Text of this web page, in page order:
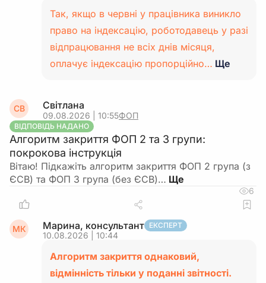
Так, якщо в червні у працівника виникло
право на індексацію, роботодавець у разі
відпрацювання не всіх днів місяця,
оплачує індексацію пропорційно… Ще
СВ Світлана
09.08.2026 | 10:55ФОП
ВІДПОВІДЬ НАДАНО
Алгоритм закриття ФОП 2 та 3 групи:
покрокова інструкція
Вітаю! Підкажіть алгоритм закриття ФОП 2 група (з
ЄСВ) та ФОП 3 група (без ЄСВ)…
6
МК Марина, консультант ЕКСПЕРТ
10.08.2026 | 10:44
Алгоритм закриття однаковий,
відмінність тільки у поданні звітності.